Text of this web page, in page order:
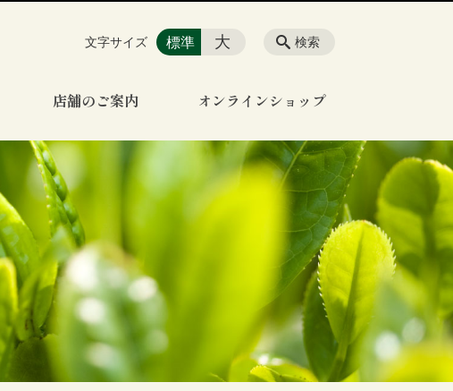
店舗のご案内 オンラインショップ
検索
文字サイズ 標準 大